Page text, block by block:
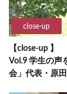
close-up
【close-up 】
Vol.9 学生の声
会」代表・原